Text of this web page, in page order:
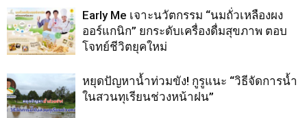
Early Me เจาะนวัตกรรม “นมถั่วเหลืองผง
ออร์แกนิก” ยกระดับเครื่องดื่มสุขภาพ ตอบ
โจทย์ชีวิตยุคใหม่
หยุดปัญหาน้ำท่วมขัง! กูรูแนะ “วิธีจัดการน้ำ
ในสวนทุเรียนช่วงหน้าฝน”